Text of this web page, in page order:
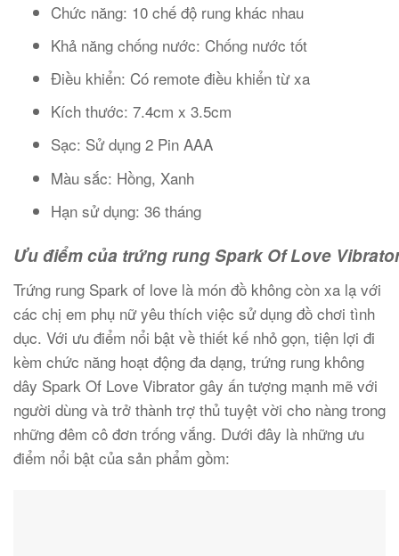
Chức năng: 10 chế độ rung khác nhau
Khả năng chống nước: Chống nước tốt
Điều khiển: Có remote điều khiển từ xa
Kích thước: 7.4cm x 3.5cm
Sạc: Sử dụng 2 Pin AAA
Màu sắc: Hồng, Xanh
Hạn sử dụng: 36 tháng
Ưu điểm của trứng rung Spark Of Love
Trứng rung Spark of love là món đồ không còn xa lạ với
các chị em phụ nữ yêu thích việc sử dụng đồ chơi tình
dục. Với ưu điểm nổi bật về thiết kế nhỏ gọn, tiện lợi đi
kèm chức năng hoạt động đa dạng, trứng rung không
dây Spark Of Love Vibrator gây ấn tượng mạnh mẽ với
người dùng và trở thành trợ thủ tuyệt vời cho nàng trong
những đêm cô đơn trống vắng. Dưới đây là những ưu
điểm nổi bật của sản phẩm gồm: